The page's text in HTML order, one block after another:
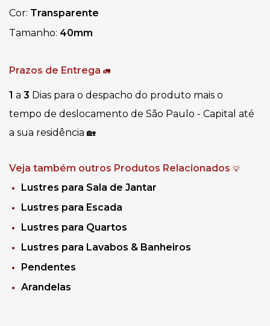
Cor: Transparente
Tamanho: 40mm
Prazos de Entrega 🚛
1 a 3 Dias para o despacho do produto mais o
tempo de deslocamento de São Paulo - Capital até
a sua residência 🏡
Veja também outros Produtos Relacionados 💡
Lustres para Sala de Jantar
Lustres para Escada
Lustres para Quartos
Lustres para Lavabos & Banheiros
Pendentes
Arandelas